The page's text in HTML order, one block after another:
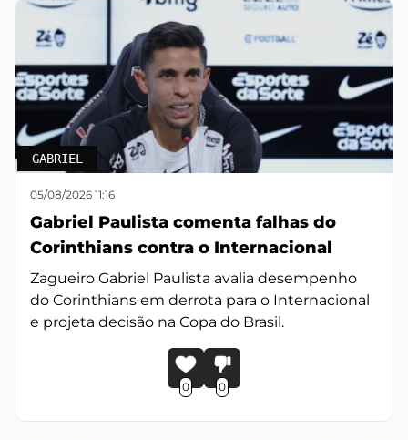
GABRIEL
05/08/2026 11:16
Gabriel Paulista comenta falhas do
Corinthians contra o Internacional
Zagueiro Gabriel Paulista avalia desempenho
do Corinthians em derrota para o Internacional
e projeta decisão na Copa do Brasil.
0 0